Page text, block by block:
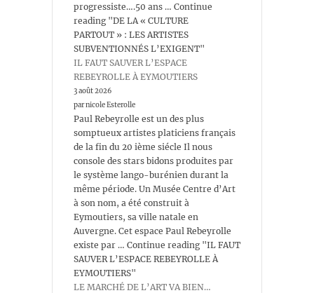
progressiste….50 ans … Continue
reading "DE LA « CULTURE
PARTOUT » : LES ARTISTES
SUBVENTIONNÉS L’EXIGENT"
IL FAUT SAUVER L’ESPACE
REBEYROLLE À EYMOUTIERS
3 août 2026
par nicole Esterolle
Paul Rebeyrolle est un des plus
somptueux artistes platiciens français
de la fin du 20 ième siécle Il nous
console des stars bidons produites par
le système lango-burénien durant la
même période. Un Musée Centre d’Art
à son nom, a été construit à
Eymoutiers, sa ville natale en
Auvergne. Cet espace Paul Rebeyrolle
existe par … Continue reading "IL FAUT
SAUVER L’ESPACE REBEYROLLE À
EYMOUTIERS"
LE MARCHÉ DE L’ART VA BIEN…